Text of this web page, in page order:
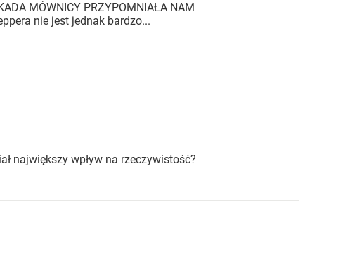
MÓWNICY PRZYPOMNIAŁA NAM
nie jest jednak bardzo...
największy wpływ na rzeczywistość?